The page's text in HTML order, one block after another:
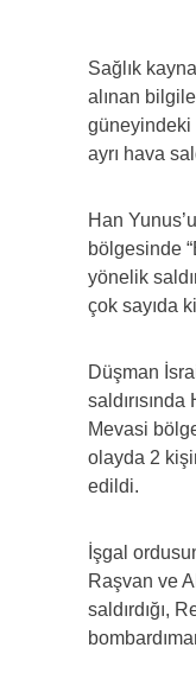
Sağlık
alınan
güneyindeki
ayrı hava
Han
bölgesinde
yönelik
çok sayıda
Düşman
saldırısında
Mevasi
olayda 2
edildi.
İşgal
Raşvan ve
saldırdığı,